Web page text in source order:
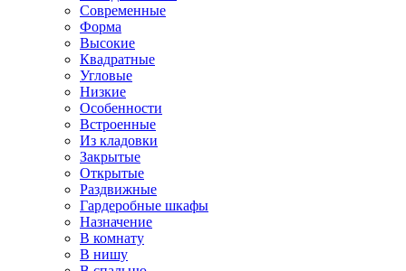
Современные
Форма
Высокие
Квадратные
Угловые
Низкие
Особенности
Встроенные
Из кладовки
Закрытые
Открытые
Раздвижные
Гардеробные шкафы
Назначение
В комнату
В нишу